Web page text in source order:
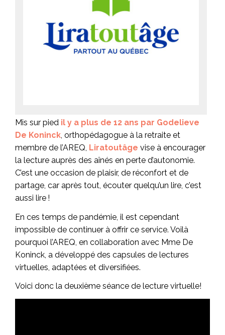
Mis sur pied il y a plus de 12 ans par Godelieve
De Koninck , orthopédagogue à la retraite et
membre de l’AREQ, Liratoutâge vise à encourager
la lecture auprès des aînés en perte d’autonomie.
C’est une occasion de plaisir, de réconfort et de
partage, car après tout, écouter quelqu’un lire, c’est
aussi lire !
En ces temps de pandémie, il est cependant
impossible de continuer à offrir ce service. Voilà
pourquoi l’AREQ, en collaboration avec Mme De
Koninck, a développé des capsules de lectures
virtuelles, adaptées et diversifiées.
Voici donc la deuxième séance de lecture virtuelle!